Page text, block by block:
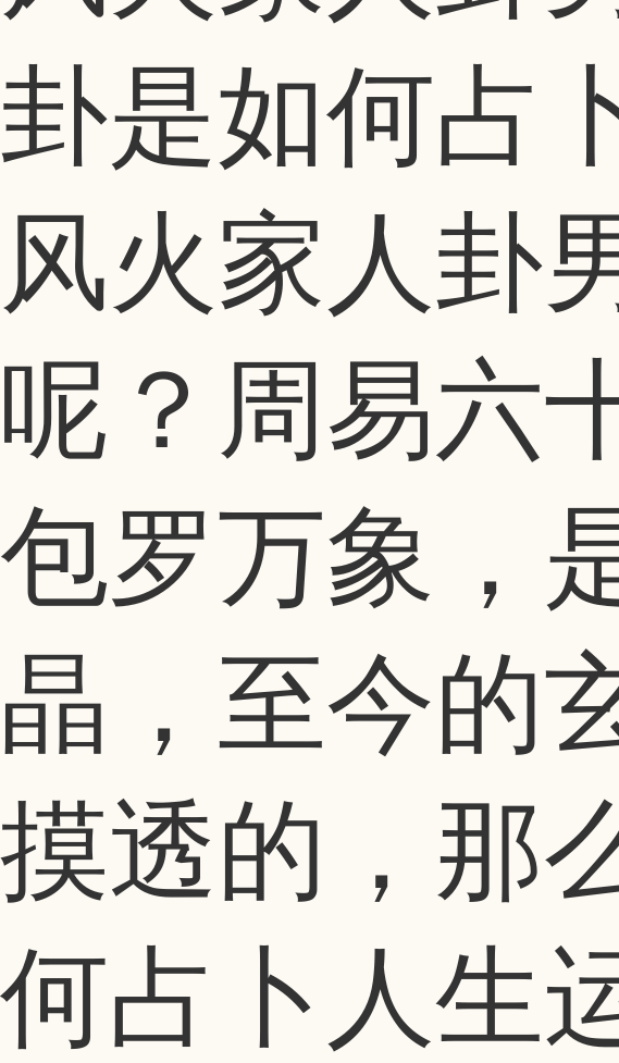
卦是如何占
风火家人卦
呢？周易六
包罗万象，
晶，至今的
摸透的，那
何占卜人生